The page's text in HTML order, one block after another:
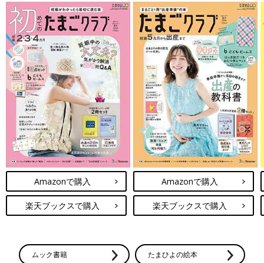
出典：Instagramアカウント「noppolife」
noppolifeさんはトイレブラシを使わないでトイレ掃除をしてい
るとのこと。洗剤を便器のフチ裏に一周かけて漬け置きするそ
う。擦らない掃除をすることで掃除の頻度が週一回からほぼ毎日
になったんだとか！
簡単すぎる！試してみたくなっちゃう時
短こそうじ5選
おうちのキレイを簡単に保ちたい方にはこそう
じ（小掃除）がおすすめ！今回は時短でできち
ゃうおすすめこそうじ（小掃除）のインスタ投
稿をご紹介します。ぜひ毎日の家事にプラスし
てみてくださいね！
みなさん、さまざまなトイレのこそうじ（小掃除）を実践してい
るようです♪ 普段のトイレ掃除に少しプラスするだけで、さらに
みてくださいね！
(文・ナキナキ)
Amazonで購入
楽天ブックスで購入
Amazonで購入
楽天ブックスで購入
ムック書籍 たまひよの絵本